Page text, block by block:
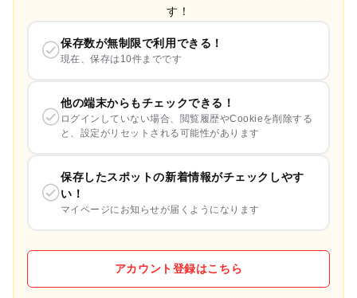
す！
保存数が無制限で利用できる！
現在、保存は10件までです
他の端末からもチェックできる！
ログインしていない場合、閲覧履歴やCookieを削除する
と、設定がリセットされる可能性があります
保存したスポットの新着情報がチェックしやす
い！
マイページにお知らせが届くようになります
アカウント登録はこちら